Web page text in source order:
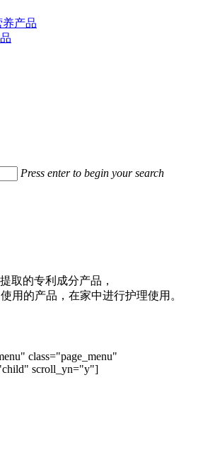
产品
Press enter to begin your search
取的专利成分产品，
用的产品，在家中进行护理使用。
class="page_menu"
scroll_yn="y"]